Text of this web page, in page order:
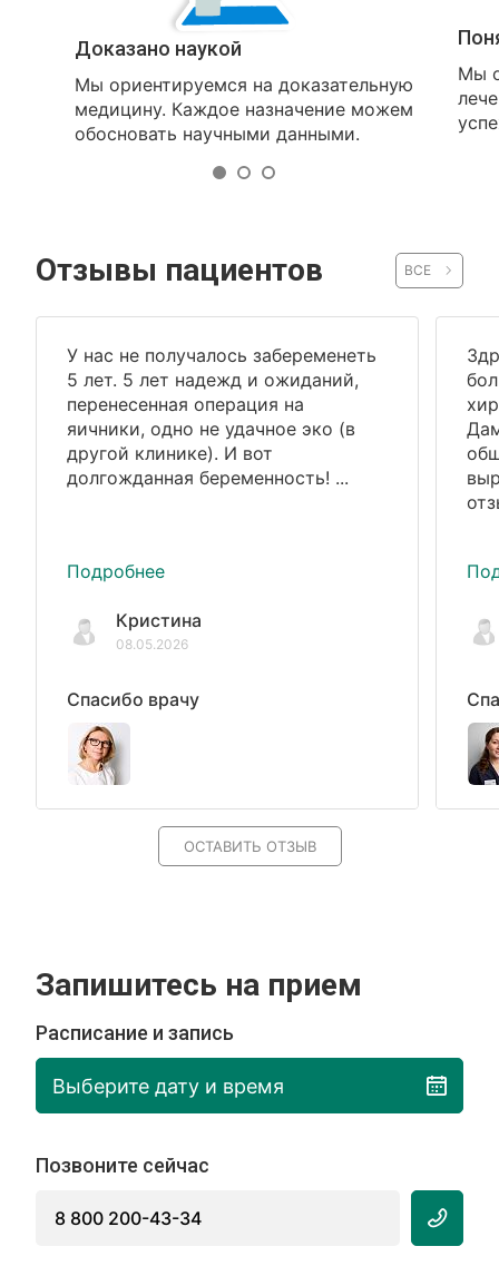
Доказано наукой
Мы ориентируемся на доказательную
медицину. Каждое назначение можем
обосновать научными данными.
Мы
Отзывы пациентов ВСЕ
У нас не получалось забеременеть
5 лет. 5 лет надежд и ожиданий,
перенесенная операция на
яичники, одно не удачное эко (в
другой клинике). И вот
долгожданная беременность! ...
Подробнее
Кристина
08.05.2026
Спасибо врачу
ОСТАВИТЬ ОТЗЫВ
Запишитесь на прием
Расписание и запись
Выберите дату и время
Позвоните сейчас
8 800 200-43-34